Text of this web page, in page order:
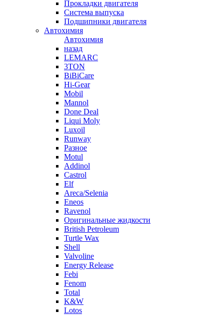
Прокладки двигателя
Система выпуска
Подшипники двигателя
Автохимия
Автохимия
назад
LEMARC
3TON
BiBiCare
Hi-Gear
Mobil
Mannol
Done Deal
Liqui Moly
Luxoil
Runway
Разное
Motul
Addinol
Castrol
Elf
Areca/Selenia
Eneos
Ravenol
Оригинальные жидкости
British Petroleum
Turtle Wax
Shell
Valvoline
Energy Release
Febi
Fenom
Total
K&W
Lotos